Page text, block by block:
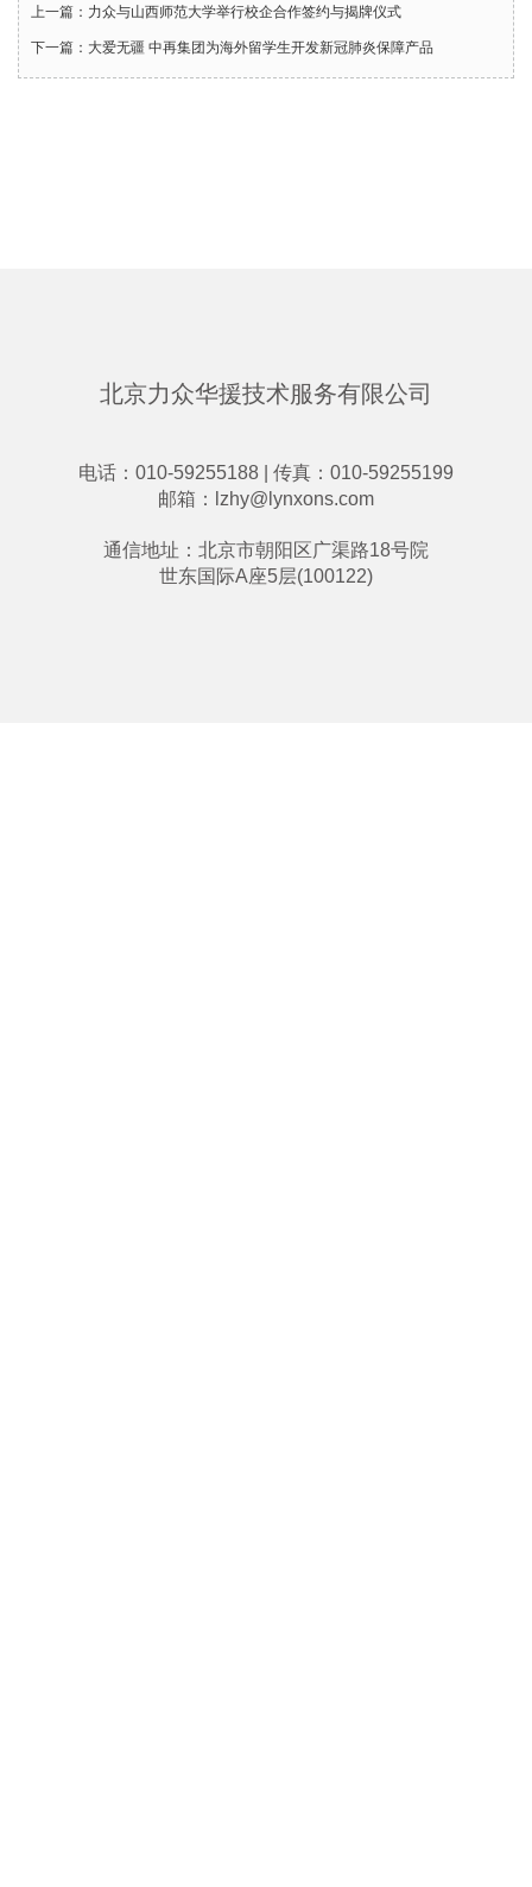
上一篇：力众与山西师范大学举行校企合作签约与揭牌仪式
下一篇：大爱无疆 中再集团为海外留学生开发新冠肺炎保障产品
北京力众华援技术服务有限公司
电话：010-59255188 | 传真：010-59255199
邮箱：
lzhy@lynxons.com
通信地址：北京市朝阳区广渠路18号院
世东国际A座5层(100122)